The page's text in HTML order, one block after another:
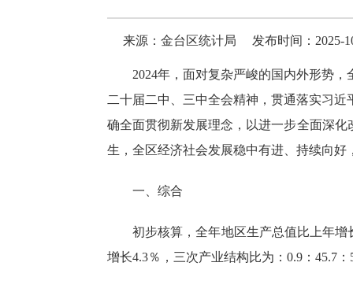
来源：金台区统计局 发布时间：2025-
2024年，面对复杂严峻的国内外形势，
二十届二中、三中全会精神，贯通落实习
确全面贯彻新发展理念，以进一步全面深化
生， 全区经济社会发展稳中有进、持续向好
一、综合
初步核算，全年地区生产总值比上年增
增长4.3％，三次产业结构比为：0.9：45.7：